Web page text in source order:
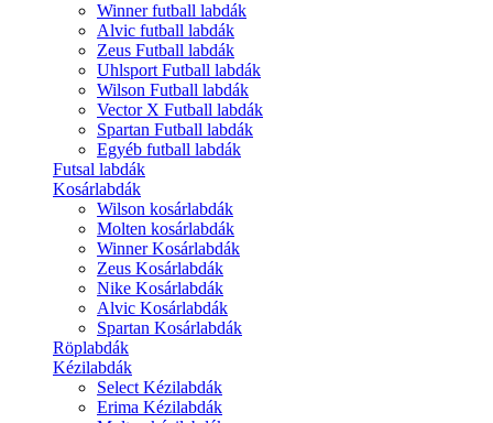
Winner futball labdák
Alvic futball labdák
Zeus Futball labdák
Uhlsport Futball labdák
Wilson Futball labdák
Vector X Futball labdák
Spartan Futball labdák
Egyéb futball labdák
Futsal labdák
Kosárlabdák
Wilson kosárlabdák
Molten kosárlabdák
Winner Kosárlabdák
Zeus Kosárlabdák
Nike Kosárlabdák
Alvic Kosárlabdák
Spartan Kosárlabdák
Röplabdák
Kézilabdák
Select Kézilabdák
Erima Kézilabdák